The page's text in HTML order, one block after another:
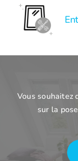
Vous souhaitez
sur la